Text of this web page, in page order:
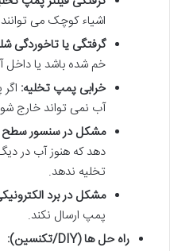
اشیاء کوچک می توانند
گرفتگی یا تاخوردگی
خم شده باشد یا داخل
خرابی پمپ تخلیه:
آب نمی تواند خارج
مشکل در سنسور
دهد که هنوز آب در
تخلیه ندهد.
مشکل در برد
پمپ ارسال نکند.
راه حل ها (DIY/تکنسین):